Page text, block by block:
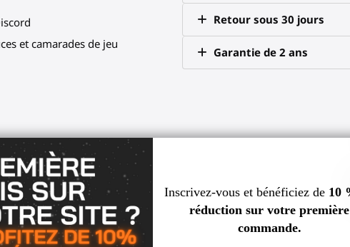
et camarades de jeu
Retour sous 30 jours
Garantie de 2 ans